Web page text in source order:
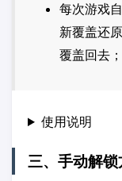
每次游戏
新覆盖还
覆盖回去；
使用说明
三、手动解锁